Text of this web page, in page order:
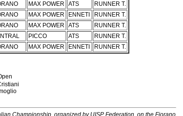
MAX POWER ATS
RUNNER T.
MAX POWER ENNETI
RUNNER T.
MAX POWER ATS
RUNNER T.
PICCO ATS
RUNNER T.
MAX POWER ENNETI RUNNER T.
Championship, organized by UISP Federation, on the Fiorano